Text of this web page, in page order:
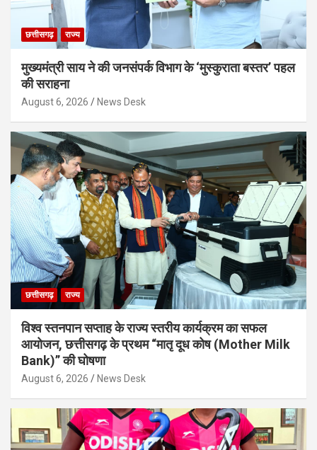
छत्तीसगढ़ राज्य
मुख्यमंत्री साय ने की जनसंपर्क विभाग के ‘मुस्कुराता बस्तर’ पहल
की सराहना
August 6, 2026 News Desk
छत्तीसगढ़ राज्य
विश्व स्तनपान सप्ताह के राज्य स्तरीय कार्यक्रम का सफल
आयोजन, छत्तीसगढ़ के प्रथम “मातृ दूध कोष (Mother Milk
Bank)” की घोषणा
August 6, 2026 News Desk